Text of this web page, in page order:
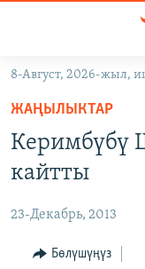
Навигацияга
өтүңүз
Издөөгө
салыңыз
КЫРГЫЗСТАН
КЫРГЫЗСТАН
ЭКОНОМИКА
МАДАНИЯТ
ДҮЙНӨ
БОРБОР АЗИЯ
АТАЙЫН ИЛИКТӨӨ
ТВ ПРОГРАММАЛАР
8-Август, 2026-жыл,
ЖАҢЫЛЫКТАР
Керимбүбү
кайтты
23-Декабрь, 2013
Бөлүшүңүз